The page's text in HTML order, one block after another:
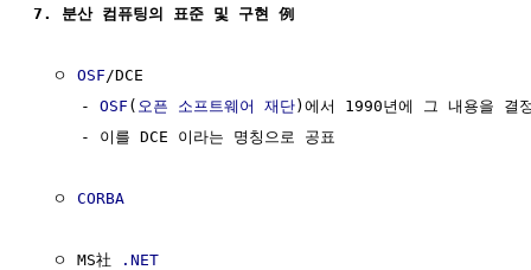
7. 분산 컴퓨팅의 표준 및 구현 例
  ㅇ
OSF /DCE
     -
OSF ( 오픈 소프트웨어 재단)에서 1990년에 그 내용을 결
     - 이를 DCE 이라는 명칭으로 공표
  ㅇ
CORBA
  ㅇ MS社
.NET